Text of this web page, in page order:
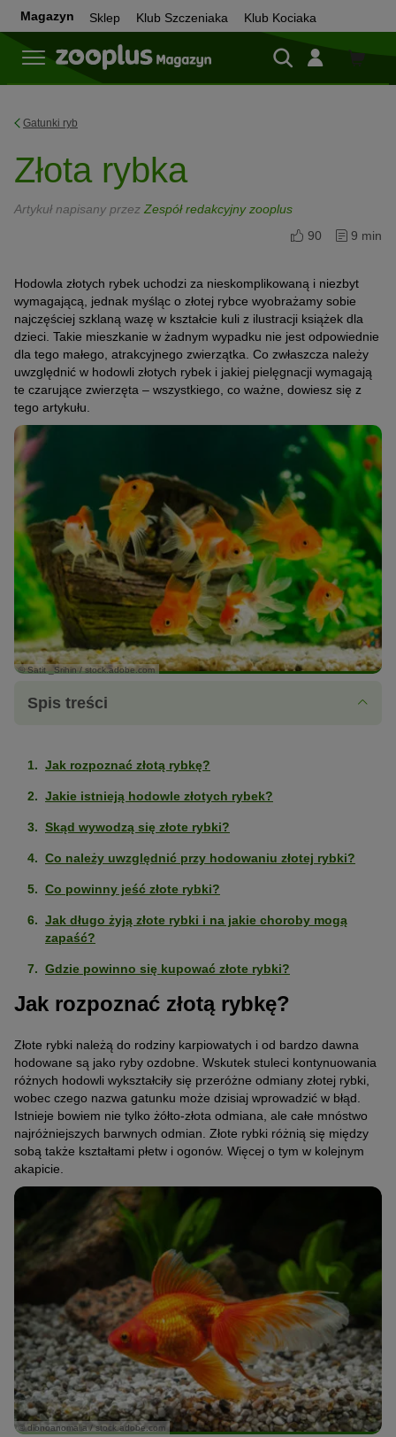
Magazyn Sklep Klub Szczeniaka Klub Kociaka
Sklep
Gatunki ryb
Złota rybka
Artykuł napisany przez Zespół redakcyjny zooplus
90
9 min
Hodowla złotych rybek uchodzi za nieskomplikowaną i niezbyt
wymagającą, jednak myśląc o złotej rybce wyobrażamy sobie
najczęściej szklaną wazę w kształcie kuli z ilustracji książek dla
dzieci. Takie mieszkanie w żadnym wypadku nie jest odpowiednie
dla tego małego, atrakcyjnego zwierzątka. Co zwłaszcza należy
uwzględnić w hodowli złotych rybek i jakiej pielęgnacji wymagają
te czarujące zwierzęta – wszystkiego, co ważne, dowiesz się z
tego artykułu.
© Satit _Srihin / stock.adobe.com
Spis treści
Jak rozpoznać złotą rybkę?
Jakie istnieją hodowle złotych rybek?
Skąd wywodzą się złote rybki?
Co należy uwzględnić przy hodowaniu złotej rybki?
Co powinny jeść złote rybki?
Jak długo żyją złote rybki i na jakie choroby mogą
zapaść?
Gdzie powinno się kupować złote rybki?
Jak rozpoznać złotą rybkę?
Złote rybki należą do rodziny karpiowatych i od bardzo dawna
hodowane są jako ryby ozdobne. Wskutek stuleci kontynuowania
różnych hodowli wykształciły się przeróżne odmiany złotej rybki,
wobec czego nazwa gatunku może dzisiaj wprowadzić w błąd.
Istnieje bowiem nie tylko żółto-złota odmiana, ale całe mnóstwo
najróżniejszych barwnych odmian. Złote rybki różnią się między
sobą także kształtami płetw i ogonów. Więcej o tym w kolejnym
akapicie.
© dionoanomalia / stock.adobe.com